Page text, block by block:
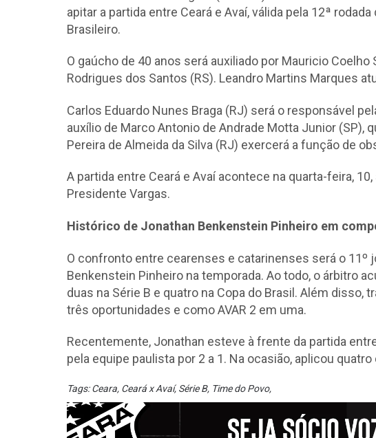
apitar a partida entre Ceará e Avaí, válida pela 12ª
Brasileiro.
O gaúcho de 40 anos será auxiliado por Mauricio Coelho
Rodrigues dos Santos (RS). Leandro Martins Marques
Carlos Eduardo Nunes Braga (RJ) será o responsável
auxílio de Marco Antonio de Andrade Motta Junior (SP),
Pereira de Almeida da Silva (RJ) exercerá a função de
A partida entre Ceará e Avaí acontece na quarta-feira,
Presidente Vargas.
Histórico de Jonathan Benkenstein Pinheiro em
O confronto entre cearenses e catarinenses será o 11º
Benkenstein Pinheiro na temporada. Ao todo, o árbitro
duas na Série B e quatro na Copa do Brasil. Além disso,
três oportunidades e como AVAR 2 em uma.
Recentemente, Jonathan esteve à frente da partida
pela equipe paulista por 2 a 1. Na ocasião, aplicou
Tags:Ceara, Ceará x Avaí, Série B, Time do Povo,